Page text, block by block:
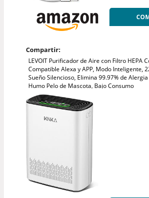
Compartir:
LEVOIT Purificador de Aire con Filtro HEPA
Compatible Alexa y APP, Modo Inteligente,
Sueño Silencioso, Elimina 99.97% de
Humo Pelo de Mascota, Bajo Consumo